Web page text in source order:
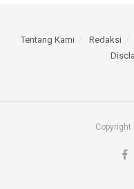
Tentang Kami Redaksi